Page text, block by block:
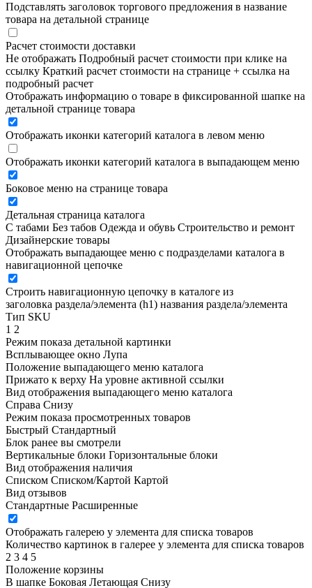
Подставлять заголовок торгового предложения в название
товара на детальной странице
Расчет стоимости доставки
Не отображать Подробный расчет стоимости при клике на
ссылку Краткий расчет стоимости на странице + ссылка на
подробный расчет
Отображать информацию о товаре в фиксированной шапке на
детальной странице товара
Отображать иконки категорий каталога в левом меню
Отображать иконки категорий каталога в выпадающем меню
Боковое меню на странице товара
Детальная страница каталога
С табами Без табов Одежда и обувь Строительство и ремонт
Дизайнерские товары
Отображать выпадающее меню с подразделами каталога в
навигационной цепочке
Строить навигационную цепочку в каталоге из
заголовка раздела/элемента (h1) названия раздела/элемента
Тип SKU
1 2
Режим показа детальной картинки
Всплывающее окно Лупа
Положение выпадающего меню каталога
Прижато к верху На уровне активной ссылки
Вид отображения выпадающего меню каталога
Справа Снизу
Режим показа просмотренных товаров
Быстрый Стандартный
Блок ранее вы смотрели
Вертикальные блоки Горизонтальные блоки
Вид отображения наличия
Списком Списком/Картой Картой
Вид отзывов
Стандартные Расширенные
Отображать галерею у элемента для списка товаров
Количество картинок в галерее у элемента для списка товаров
2 3 4 5
Положение корзины
В шапке Боковая Летающая Снизу